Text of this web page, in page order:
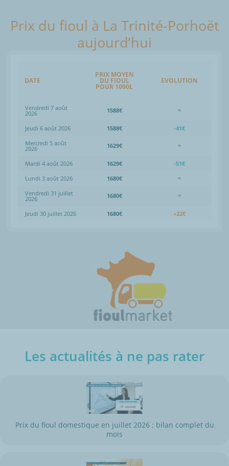
Prix du fioul à La Trinité-Porhoët
aujourd’hui
DATE
PRIX MOYEN
DU FIOUL
POUR 1000L
EVOLUTION
Vendredi 7 août
2026 1588€ =
Jeudi 6 août 2026 1588€
-41€
Mercredi 5 août
2026 1629€ =
Mardi 4 août 2026 1629€
-51€
Lundi 3 août 2026
1680€
=
Vendredi 31 juillet
2026 1680€ =
Jeudi 30 juillet 2026 1680€ +22€
Les actualités à ne pas rater
Prix du fioul domestique en juillet 2026 : bilan complet du
mois